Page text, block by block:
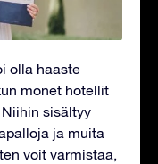
olla haaste
monet hotellit
sisältyy
ja muita
voit varmistaa,